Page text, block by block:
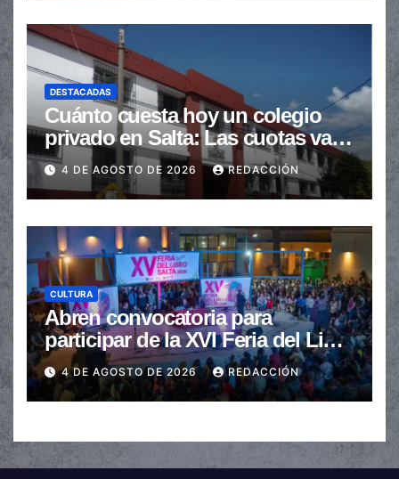
DESTACADAS
Cuánto cuesta hoy un colegio
privado en Salta: Las cuotas van
de $110.000 a más de $600.000
4 DE AGOSTO DE 2026 REDACCIÓN
CULTURA
Abren convocatoria para
participar de la XVI Feria del Libro
de Salta
4 DE AGOSTO DE 2026 REDACCIÓN